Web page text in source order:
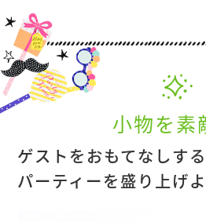
小物を素
ゲストをおもてなしす
パーティーを盛り上げよ